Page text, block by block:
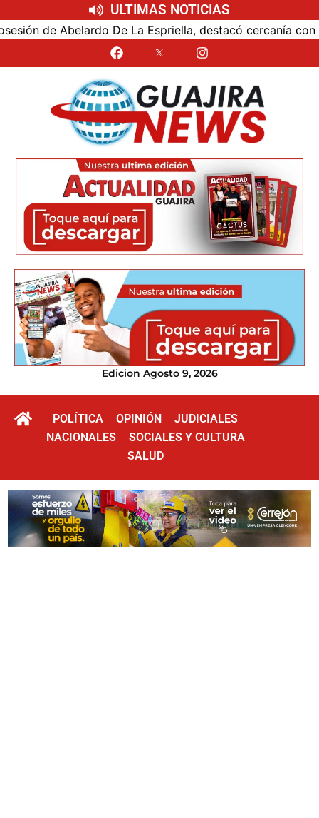
ULTIMAS NOTICIAS
Abelardo De La Espriella, destacó cercanía con el
Edicion Agosto 9, 2026
POLÍTICA OPINIÓN
JUDICIALES
NACIONALES
SOCIALES Y CULTURA
SALUD